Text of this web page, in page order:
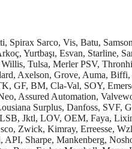
brülör gaz solenoid valfi, gaz ventili, gaz vanası, gaz valfi tamiri ve satışı yapıyoruz. Thyssen brülör gaz solenoid valfi, gaz ventili, gaz vanası, gaz valfi tamiri ve satışı yapıyoruz. Baymak brülör gaz solenoid valfi, gaz solenoid ventili, gaz vanası, gaz valfi tamiri ve satışı yapıyoruz. Gulliver brülör gaz solenoid valfi, gaz solenoid ventili, gaz vanası, gaz valfi tamiri ve satışı yapıyoruz. Ecomax brülör gaz selonoid valfi, gaz solenoid ventili, gaz vanası, gaz valfi tamiri ve satışı yapıyoruz. Baltur brülör gaz solenoid valfi, gaz solenoid ventili, gaz vanası, gaz valfi tamiri ve satışı yapıyoruz. Man brülör gaz solenoid valfi, gaz solenoid ventili, gaz vanası, gaz valfi tamiri ve satışı yapıyoruz. Demirdöküm brülör gaz solenoid valfi, gaz solenoid ventili, gaz vanası, gaz valfi tamiri ve satışı yapıyoruz. Buderus brülör gaz solenoid valfi, gaz solenoid ventili, gaz vanası, gaz valfi tamiri ve satışı yapıyoruz. Dreizler brülör gaz solenoid valfi, gaz solenoid ventili, gaz vanası, gaz valfi tamiri ve satışı yapıyoruz. Elco brülör gaz solenoid valfi, gaz solenoid ventili, gaz vanası, gaz valfi tamiri ve satışı yapıyoruz. Oilon brülör gaz solenoid valfi, gaz solenoid ventili, gaz vanası, gaz valfi tamiri ve satışı yapıyoruz. Edlbun brülör gaz solenoid valfi, gaz solenoid ventili, gaz vanası, gaz valfi tamiri ve satışı yapıyoruz. Career brülör gaz solenoid valfi, gaz solenoid ventili, gaz vanası, gaz valfi tamiri ve satışı yapıyoruz. Bentone brülör gaz